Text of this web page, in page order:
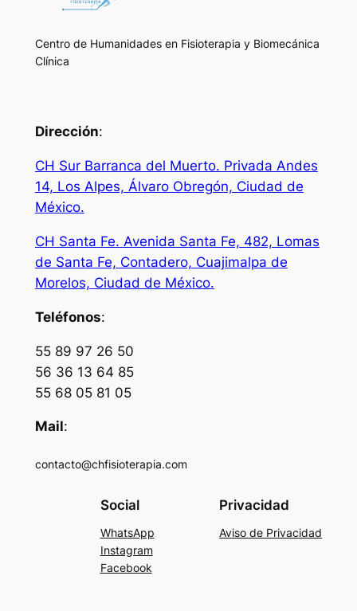
Centro de Humanidades en Fisioterapia y Biomecánica
Clínica
Dirección:
CH Sur Barranca del Muerto. Privada Andes
14, Los Alpes, Álvaro Obregón, Ciudad de
México.
CH Santa Fe. Avenida Santa Fe, 482, Lomas
de Santa Fe, Contadero, Cuajimalpa de
Morelos, Ciudad de México.
Teléfonos:
55 89 97 26 50
56 36 13 64 85
55 68 05 81 05
Mail:
contacto@chfisioterapia.com
Social
WhatsApp
Instagram
Facebook
Privacidad
Aviso de Privacidad